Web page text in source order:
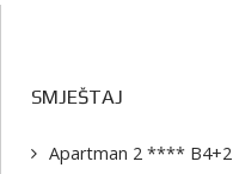
SMJEŠTAJ
Apartman 2 **** B4+2